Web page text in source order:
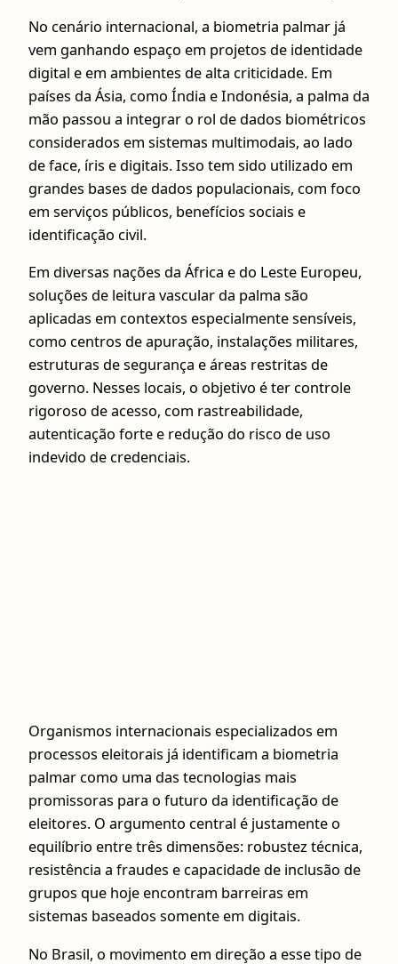
No cenário internacional, a biometria palmar já
vem ganhando espaço em projetos de identidade
digital e em ambientes de alta criticidade. Em
países da Ásia, como Índia e Indonésia, a palma da
mão passou a integrar o rol de dados biométricos
considerados em sistemas multimodais, ao lado
de face, íris e digitais. Isso tem sido utilizado em
grandes bases de dados populacionais, com foco
em serviços públicos, benefícios sociais e
identificação civil.
Em diversas nações da África e do Leste Europeu,
soluções de leitura vascular da palma são
aplicadas em contextos especialmente sensíveis,
como centros de apuração, instalações militares,
estruturas de segurança e áreas restritas de
governo. Nesses locais, o objetivo é ter controle
rigoroso de acesso, com rastreabilidade,
autenticação forte e redução do risco de uso
indevido de credenciais.
Organismos internacionais especializados em
processos eleitorais já identificam a biometria
palmar como uma das tecnologias mais
promissoras para o futuro da identificação de
eleitores. O argumento central é justamente o
equilíbrio entre três dimensões: robustez técnica,
resistência a fraudes e capacidade de inclusão de
grupos que hoje encontram barreiras em
sistemas baseados somente em digitais.
No Brasil, o movimento em direção a esse tipo de